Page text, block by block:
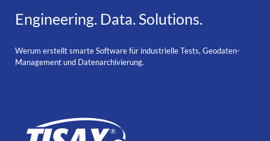
Engineering. Data. Solutions.
Werum erstellt smarte Software für industrielle Tests, Geodaten-
Management und Datenarchivierung.